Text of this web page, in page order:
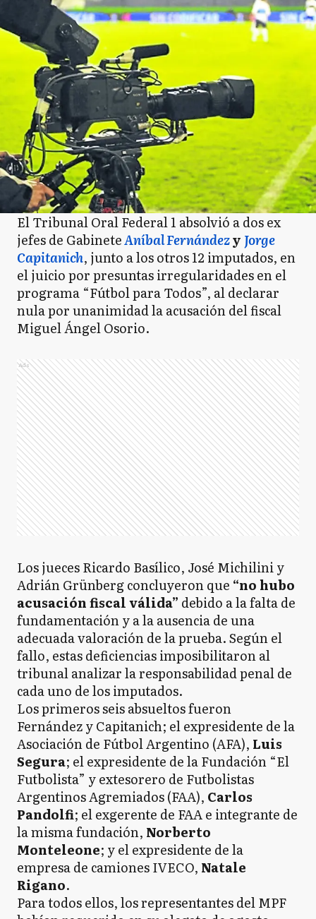
El Tribunal Oral Federal 1 absolvió a dos ex
jefes de GabineteAníbal Fernándezy Jorge
Capitanich, junto a los otros 12 imputados, en
el juicio por presuntas irregularidades en el
programa “Fútbol para Todos”, al declarar
nula por unanimidad la acusación del fiscal
Miguel Ángel Osorio.
Ads
Los jueces Ricardo Basílico, José Michilini y
Adrián Grünberg concluyeron que “no hubo
acusación fiscal válida” debido a la falta de
fundamentación y a la ausencia de una
adecuada valoración de la prueba. Según el
fallo, estas deficiencias imposibilitaron al
tribunal analizar la responsabilidad penal de
cada uno de los imputados.
Los primeros seis absueltos fueron
Fernández y Capitanich; el expresidente de la
Asociación de Fútbol Argentino (AFA), Luis
Segura; el expresidente de la Fundación “El
Futbolista” y extesorero de Futbolistas
Argentinos Agremiados (FAA), Carlos
Pandolfi; el exgerente de FAA e integrante de
la misma fundación, Norberto
Monteleone; y el expresidente de la
empresa de camiones IVECO, Natale
Rigano.
Para todos ellos, los representantes del MPF